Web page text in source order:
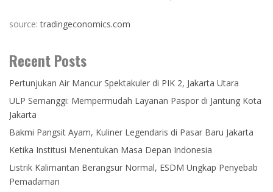
source:tradingeconomics.com
Recent Posts
Pertunjukan Air Mancur Spektakuler di PIK 2, Jakarta Utara
ULP Semanggi: Mempermudah Layanan Paspor di Jantung Kota
Jakarta
Bakmi Pangsit Ayam, Kuliner Legendaris di Pasar Baru Jakarta
Ketika Institusi Menentukan Masa Depan Indonesia
Listrik Kalimantan Berangsur Normal, ESDM Ungkap Penyebab
Pemadaman